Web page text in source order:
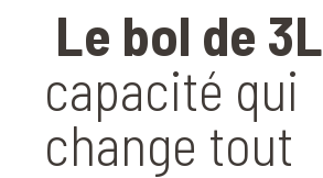
Le bol de 3L
capacité qui
change tout